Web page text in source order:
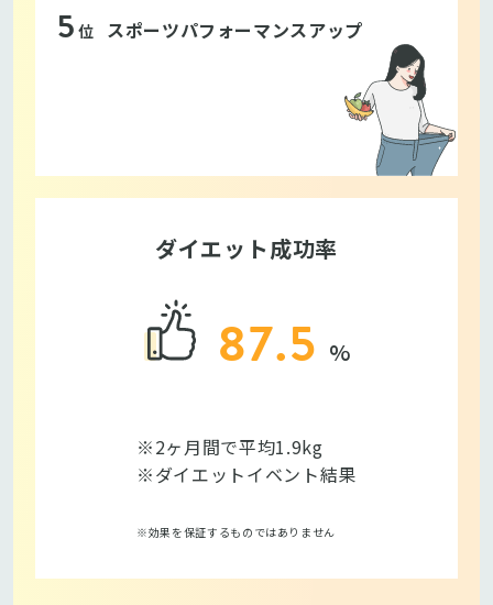
位 スポーツパフォーマンスアップ
ダイエット成功率
87.5
※2ヶ月間で平均1.9kg
※ダイエットイベント結果
※効果を保証するものではありません